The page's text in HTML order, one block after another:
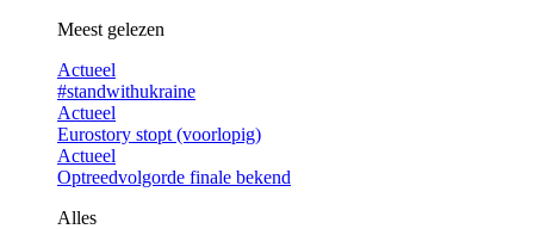
Meest gelezen
Actueel
#standwithukraine
Actueel
Eurostory stopt (voorlopig)
Actueel
Optreedvolgorde finale bekend
Alles